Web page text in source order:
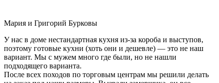
Мария и Григорий Бурковы
У нас в доме нестандартная кухня из-за короба и выступов,
поэтому готовые кухни (хоть они и дешевле) — это не наш
вариант. Мы с мужем много где были, но не нашли
подходящего варианта.
После всех походов по торговым центрам мы решили делать